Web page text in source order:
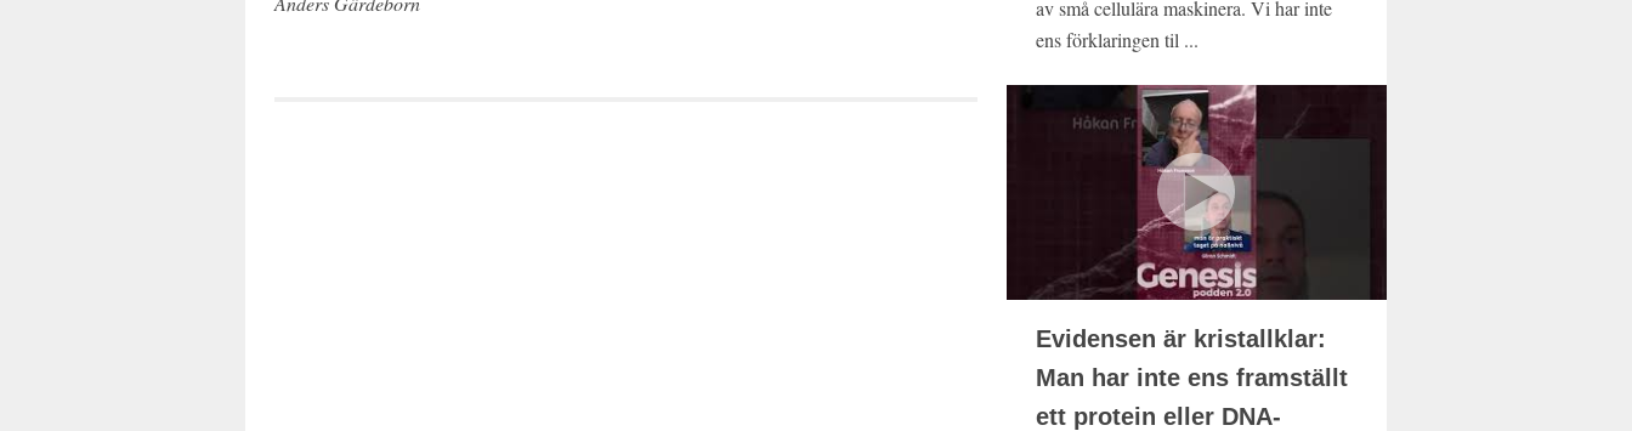
av små cellulära maskinera. Vi har inte
ens förklaringen til ...
Evidensen är kristallklar:
Man har inte ens framställt
ett protein eller DNA-